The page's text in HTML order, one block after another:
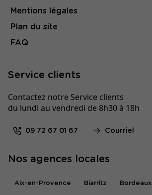
Mentions légales
Plan du site
FAQ
Service clients
Contactez notre Service clients
du lundi au vendredi de 8h30 à 18h
09 72 67 01 67 Courriel
Nos agences locales
Aix-en-Provence Biarritz Bordeaux